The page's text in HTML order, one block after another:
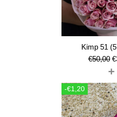
Kimp 51
€50,00 €
+
-€1,20